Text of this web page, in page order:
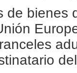
de bienes